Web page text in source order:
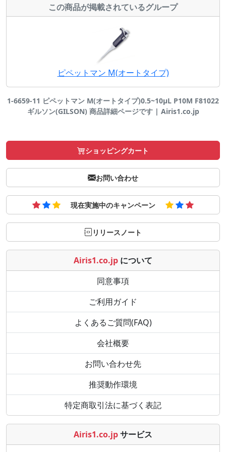
この商品が掲載されているグループ
ピペットマン M(オートタイプ)
1-6659-11 ピペットマン M(オートタイプ)0.5~10μL P10M F81022
ギルソン(GILSON) 商品詳細ページです | Airis1.co.jp
ショッピングカート
お問い合わせ
現在実施中のキャンペーン
リリースノート
Airis1.co.jp について
同意事項
ご利用ガイド
よくあるご質問(FAQ)
会社概要
お問い合わせ先
推奨動作環境
特定商取引法に基づく表記
Airis1.co.jpサービス